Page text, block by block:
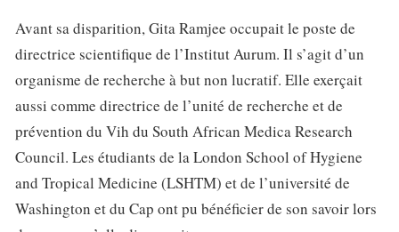
Avant sa disparition, Gita Ramjee occupait le poste de
directrice scientifique de l’Institut Aurum. Il s’agit d’un
organisme de recherche à but non lucratif. Elle exerçait
aussi comme directrice de l’unité de recherche et de
prévention du Vih du South African Medica Research
Council. Les étudiants de la London School of Hygiene
and Tropical Medicine (LSHTM) et de l’université de
Washington et du Cap ont pu bénéficier de son savoir lors